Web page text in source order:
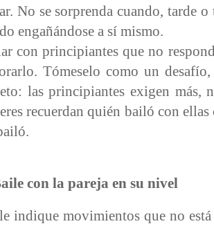
No se sorprenda cuando, tarde o
engañándose a sí mismo.
con principiantes que no
Tómeselo como un
las principiantes exigen más,
recuerdan quién bailó con
con la pareja en su nivel
indique movimientos que no está